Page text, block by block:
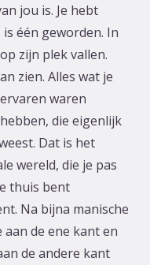
jou is. Je hebt
één geworden. In
zijn plek vallen.
zien. Alles wat je
waren
die eigenlijk
Dat is het
wereld, die je pas
thuis bent
Na bijna manische
de ene kant en
de andere kant